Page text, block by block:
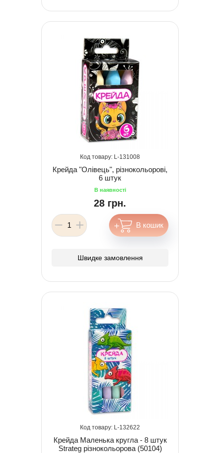
131008
Крейда "Олівець", різнокольорові,
6 штук
28 грн.
Швидке замовлення
132622
Крейда Маленька кругла - 8 штук
Strateg різнокольорова (50104)